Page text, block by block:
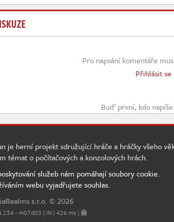
Pro napsání komentáře
Přihlásit se
Buď první, kdo
je herní projekt sdružující hráče a hráčky všeho
témat o počítačových a konzolových hrách.
služeb nám pomáhají soubory cookie.
webu vyjadřujete souhlas.
s.r.o. © 2026
- m07d03 | IN | 426 ms |